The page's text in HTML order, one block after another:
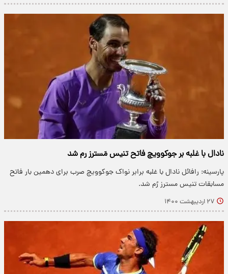
نادال با غلبه بر جوکوویچ فاتح تنیس مَسترز رم شد
پارسینه: رافائل نادال با غلبه برابر نواک جوکوویچ صرب برای دهمین بار فاتح
مسابقات تنیس مسترز رُم شد.
۲۷ اردیبهشت ۱۴۰۰